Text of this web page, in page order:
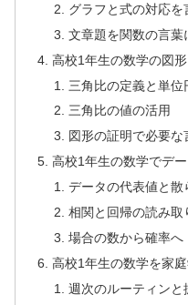
グラフと式の対応を
文章題を関数の言葉
高校1年生の数学の図
三角比の定義と単位
三角比の値の活用
図形の証明で必要な
高校1年生の数学でデ
データの代表値と散
相関と回帰の読み取
場合の数から確率へ
高校1年生の数学を家
週次のルーティンと